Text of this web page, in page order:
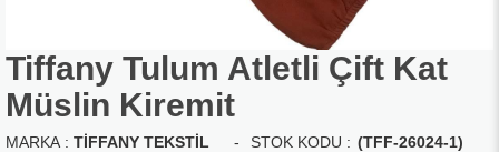
Tiffany Tulum Atletli Çift Kat
Müslin Kiremit
MARKA : TIFFANY TEKSTIL (TFF-26024-1)